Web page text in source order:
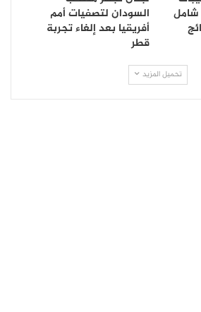
شامل
السودان لتصفيات أمم
أفريقيا بعد إلغاء تجربة
قطر
تحميل المزيد